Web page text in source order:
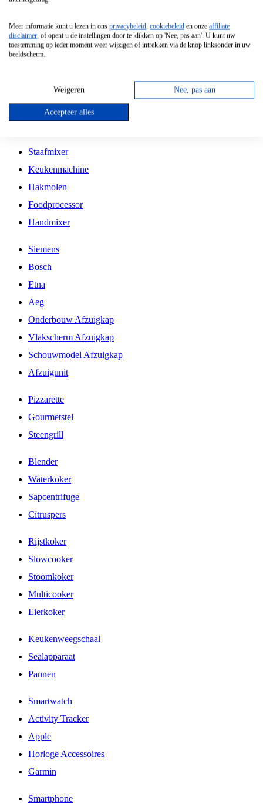
Vrijstaande Magnetron
Vrijstaande Kookplaat
Inbouw Gaskookplaat
Inbouw Keramische Kookplaat
Kookplaat Accessoires
Staafmixer
Keukenmachine
Hakmolen
Foodprocessor
Handmixer
Siemens
Bosch
Etna
Aeg
Onderbouw Afzuigkap
Vlakscherm Afzuigkap
Schouwmodel Afzuigkap
Afzuigunit
Pizzarette
Gourmetstel
Steengrill
Blender
Waterkoker
Sapcentrifuge
Citruspers
Rijstkoker
Slowcooker
Stoomkoker
Multicooker
Eierkoker
Keukenweegschaal
Sealapparaat
Pannen
Smartwatch
Activity Tracker
Apple
Horloge Accessoires
Garmin
Smartphone
Meer informatie kunt u lezen in ons privacybeleid, cookiebeleid en onze affiliate
disclaimer, of opent u de instellingen door te klikken op 'Nee, pas aan'. U kunt uw
toestemming op ieder moment weer wijzigen of intrekken via de knop linksonder in uw
beeldscherm.
Weigeren Nee, pas aan
Accepteer alles